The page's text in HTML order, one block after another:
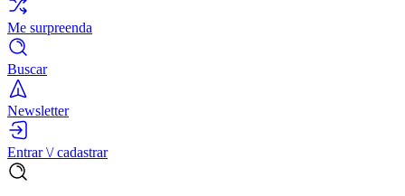
Me surpreenda
Buscar
Newsletter
Entrar \/ cadastrar